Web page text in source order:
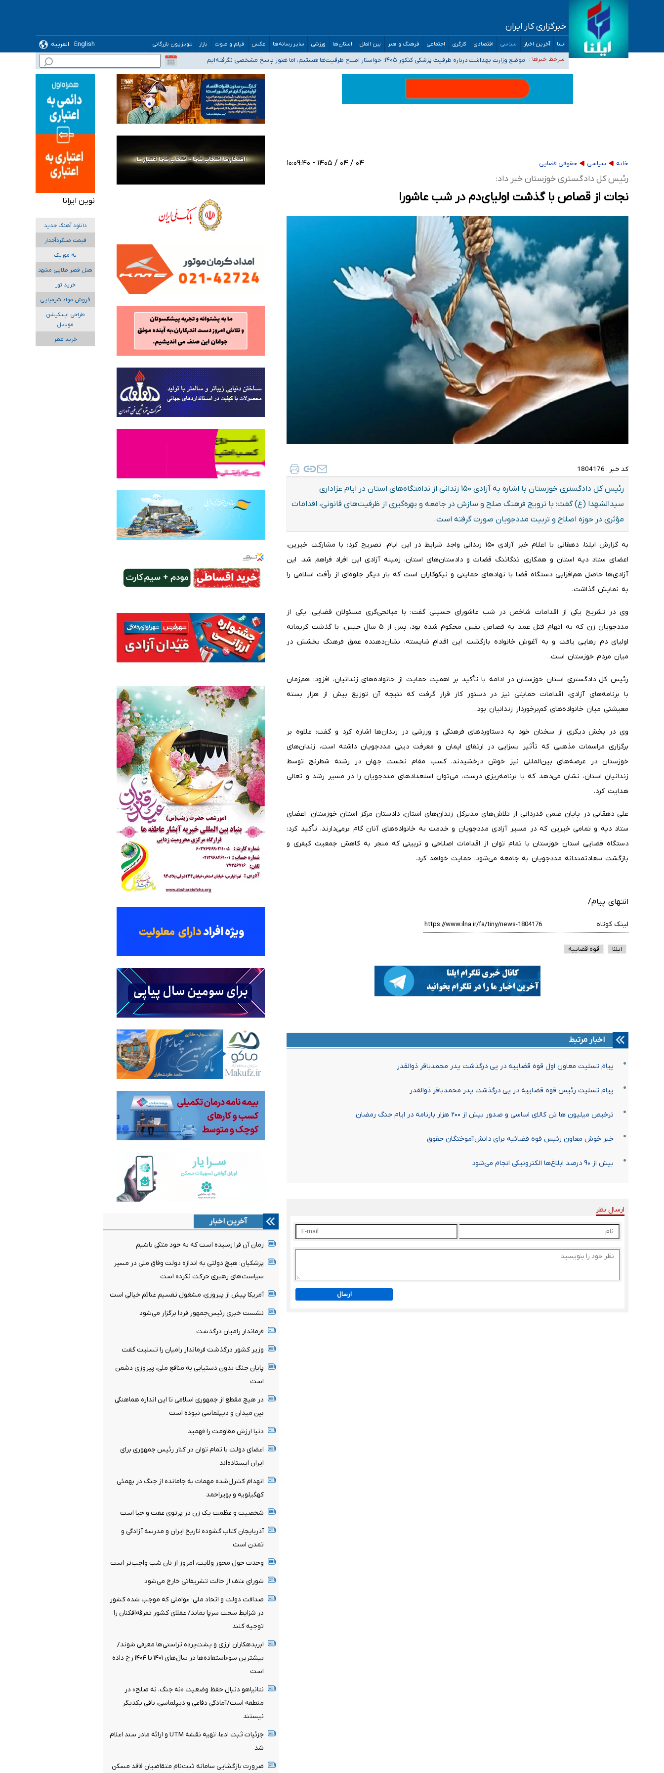
خبرگزاری کار ایران
ایلنا آخرین اخبار سیاسی اقتصادی کارگری اجتماعی فرهنگ و هنر بین الملل استان‌ها ورزشی سایر رسانه‌ها عکس فیلم و صوت بازار تلویزیون بازرگانی English
العربیه
سرخط خبرها :
۴۰ تا ۵۰ روز گرمای نسبی در پیش داریم/ دمای تهران به ۳۸ درجه می‌رسد
موضع وزارت بهداشت درباره ظرفیت پزشکی کنکور ۱۴۰۵: خواستار اصلاح ظرفیت‌ها هستیم، اما هنوز پاسخ مشخصی نگرفته‌ایم
تعویق آزمون ورودی دکترای تخصصی فرماندهی صحنه عملیات و دکترای تخصصی جغرافیای نظامی دافوس آجا
خبرنگاران راویان حقیقت با دغدغه نان، مسکن و بیمه
آخرین وضعیت شیوع عفونت‌های تنفسی در کشور/ خوزستان و کرمان بالاتر از آستانه هشدار
خانه سیاسی حقوقی قضایی ۰۴ / ۰۴ / ۱۴۰۵ - ۱۰:۰۹:۴۰
رئیس کل دادگستری خوزستان خبر داد:
نجات از قصاص با گذشت اولیای‌دم در شب عاشورا
کد خبر : 1804176
رئیس کل دادگستری خوزستان با اشاره به آزادی ۱۵۰ زندانی از ندامتگاه‌های استان در ایام عزاداری
سیدالشهدا (ع) گفت: با ترویج فرهنگ صلح و سازش در جامعه و بهره‌گیری از ظرفیت‌های قانونی، اقدامات
مؤثری در حوزه اصلاح و تربیت مددجویان صورت گرفته است.
به گزارش ایلنا، دهقانی با اعلام خبر آزادی ۱۵۰ زندانی واجد شرایط در این ایام، تصریح کرد: با مشارکت خیرین،
اعضای ستاد دیه استان و همکاری تنگاتنگ قضات و دادستان‌های استان، زمینه آزادی این افراد فراهم شد. این
آزادی‌ها حاصل هم‌افزایی دستگاه قضا با نهاد‌های حمایتی و نیکوکاران است که بار دیگر جلوه‌ای از رأفت اسلامی را
به نمایش گذاشت.
وی در تشریح یکی از اقدامات شاخص در شب عاشورای حسینی گفت: با میانجی‌گری مسئولان قضایی، یکی از
مددجویان زن که به اتهام قتل عمد به قصاص نفس محکوم شده بود، پس از ۵ سال حبس، با گذشت کریمانه
اولیای دم رهایی یافت و به آغوش خانواده بازگشت. این اقدامِ شایسته، نشان‌دهنده عمق فرهنگ بخشش در
میان مردم خوزستان است.
رئیس کل دادگستری استان خوزستان در ادامه با تأکید بر اهمیت حمایت از خانواده‌های زندانیان، افزود: هم‌زمان
با برنامه‌های آزادی، اقدامات حمایتی نیز در دستور کار قرار گرفت که نتیجه آن توزیع بیش از هزار بسته
معیشتی میان خانواده‌های کم‌برخوردار زندانیان بود.
وی در بخش دیگری از سخنان خود به دستاورد‌های فرهنگی و ورزشی در زندان‌ها اشاره کرد و گفت: علاوه بر
برگزاری مراسمات مذهبی که تأثیر بسزایی در ارتقای ایمان و معرفت دینی مددجویان داشته است، زندان‌های
خوزستان در عرصه‌های بین‌المللی نیز خوش درخشیدند. کسب مقام نخست جهان در رشته شطرنج توسط
زندانیان استان، نشان می‌دهد که با برنامه‌ریزی درست، می‌توان استعداد‌های مددجویان را در مسیر رشد و تعالی
هدایت کرد.
علی دهقانی در پایان ضمن قدردانی از تلاش‌های مدیرکل زندان‌های استان، دادستان مرکز استان خوزستان، اعضای
ستاد دیه و تمامی خیرین که در مسیر آزادی مددجویان و خدمت به خانواده‌های آنان گام برمی‌دارند، تأکید کرد:
دستگاه قضایی استان خوزستان با تمام توان از اقدامات اصلاحی و تربیتی که منجر به کاهش جمعیت کیفری و
بازگشت سعادتمندانه مددجویان به جامعه می‌شود، حمایت خواهد کرد.
انتهای پیام/
لینک کوتاه
ایلنا قوه قضاییه
اخبار مرتبط
پیام تسلیت معاون اول قوه قضاییه در پی درگذشت پدر محمدباقر ذوالقدر
پیام تسلیت رئیس قوه قضاییه در پی درگذشت پدر محمدباقر ذوالقدر
ترخیص میلیون ها تن کالای اساسی و صدور بیش از ۲۰۰ هزار بارنامه در ایام جنگ رمضان
خبر خوش معاون رئیس قوه قضائیه برای دانش‌آموختگان حقوق
بیش از ۹۰ درصد ابلاغ‌ها الکترونیکی انجام می‌شود
ارسال نظر
ارسال
آخرین اخبار
زمان آن فرا رسیده است که به خود متکی باشیم
پزشکیان: هیچ دولتی به اندازه دولت وفاق ملی در مسیر
سیاست‌های رهبری حرکت نکرده است
آمریکا پیش از پیروزی، مشغول تقسیم غنائم خیالی است
نشست خبری رئیس‌جمهور فردا برگزار می‌شود
فرماندار رامیان درگذشت
وزیر کشور درگذشت فرماندار رامیان را تسلیت گفت
پایان جنگ بدون دستیابی به منافع ملی، پیروزی دشمن
است
در هیچ مقطع از جمهوری اسلامی تا این اندازه هماهنگی
بین میدان و دیپلماسی نبوده است
دنیا ارزش مقاومت را فهمید
اعضای دولت با تمام توان در کنار رئیس جمهوری برای
ایران ایستاده‌اند
انهدام کنترل‌شده مهمات به‌ جامانده از جنگ در بهمئی
کهگیلویه و بویراحمد
شخصیت و عظمت یک زن در پرتوی عفت و حیا است
آذربایجان کتاب گشوده تاریخ ایران و مدرسه آزادگی و
تمدن است
وحدت حول محور ولایت، امروز از نان شب واجب‌تر است
شورای عتف از حالت تشریفاتی خارج می‌شود
صداقت دولت و اتحاد ملی؛ عواملی که موجب شده کشور
در شزایط سخت سرپا بماند/ عقلای کشور تفرقه‌افکنان را
توجیه کنند
ابربدهکاران ارزی و پشت‌پرده تراستی‌ها معرفی شوند/
بیشترین سوءاستفاده‌ها در سال‌های ۱۴۰۱ تا ۱۴۰۴ رخ داده
است
نتانیاهو دنبال حفظ وضعیت «نه جنگ، نه صلح» در
منطقه است/آمادگی دفاعی و دیپلماسی، نافی یکدیگر
نیستند
جزئیات ثبت ادعا، تهیه نقشه UTM و ارائه مادر سند اعلام
شد
ضرورت بازگشایی سامانه ثبت‌نام متقاضیان فاقد مسکن
نوین ایرانا
دانلود آهنگ جدید
قیمت میلگردآجدار
به موزیک
هتل قصر طلایی مشهد
خرید تور
فروش مواد شیمیایی
طراحی اپلیکیشن
موبایل
خرید عطر